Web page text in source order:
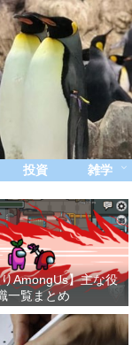
投資 雑学
AmongUs】主な役
一覧まとめ